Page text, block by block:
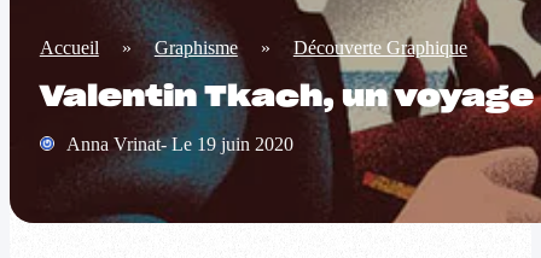
Accueil » Graphisme » Découverte Graphique
Valentin Tkach, un
Anna Vrinat- Le 19 juin 2020